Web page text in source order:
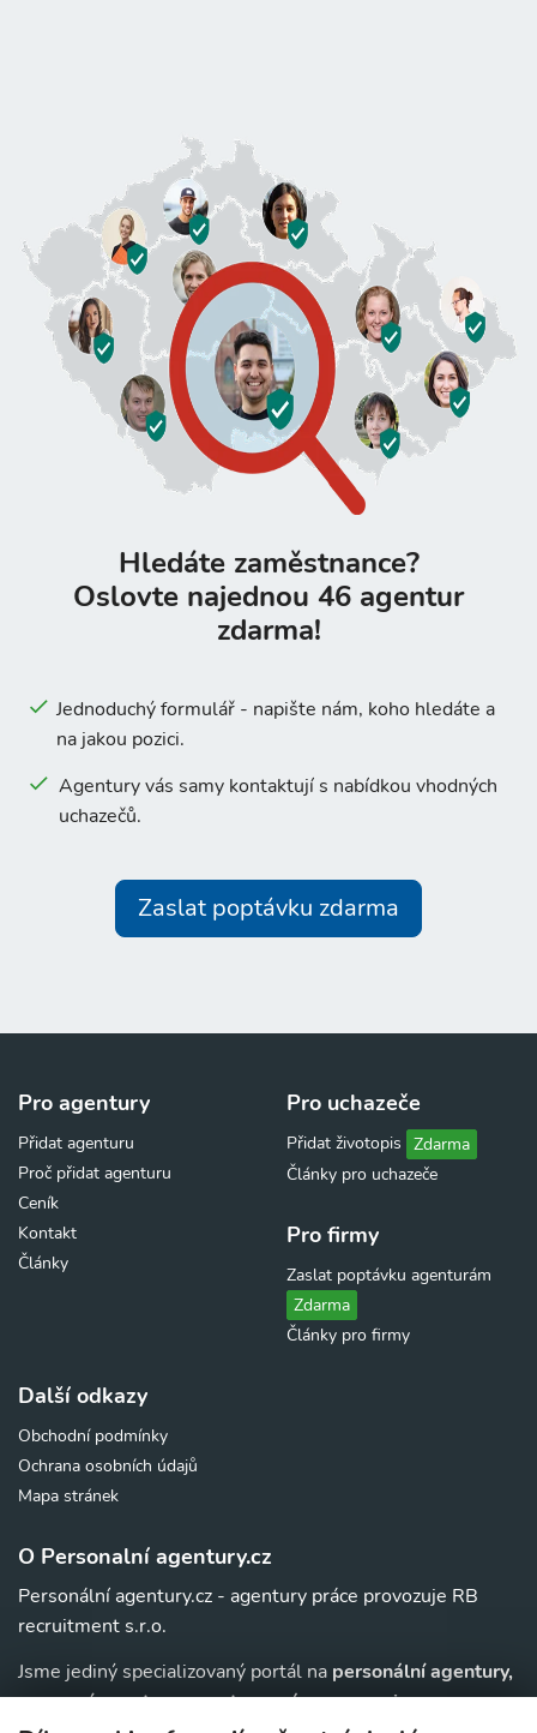
Hledáte zaměstnance?
Oslovte najednou 46 agentur
zdarma!
Jednoduchý formulář - napište nám, koho hledáte a
na jakou pozici.
Agentury vás samy kontaktují s nabídkou vhodných
uchazečů.
Zaslat poptávku zdarma
Pro agentury
Přidat agenturu
Proč přidat agenturu
Ceník
Kontakt
Články
Pro uchazeče
Přidat životopis Zdarma
Články pro uchazeče
Pro firmy
Zaslat poptávku agenturám
Zdarma
Články pro firmy
Další odkazy
Obchodní podmínky
Ochrana osobních údajů
Mapa stránek
O Personalní agentury.cz
Personální agentury.cz - agentury práce provozuje RB
recruitment s.r.o.
Jsme jediný specializovaný portál na personální agentury,
pracovní agentury, agentury práce a au-pairagentury v